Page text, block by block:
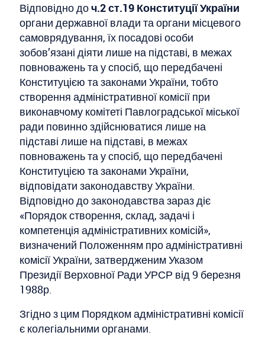
Відповідно доч.2 ст.19 Конституції України
органи державної влади та органи місцевого
самоврядування, їх посадові особи
зобов’язані діяти лише на підставі, в межах
повноважень та у спосіб, що передбачені
Конституцією та законами України, тобто
створення адміністративної комісії при
виконавчому комітеті Павлоградської міської
ради повинно здійснюватися лише на
підставі лише на підставі, в межах
повноважень та у спосіб, що передбачені
Конституцією та законами України,
відповідати законодавству України.
Відповідно до законодавства зараз діє
«Порядок створення, склад, задачі і
компетенція адміністративних комісій»,
визначений Положенням про адміністративні
комісії України, затвердженим Указом
Президії Верховної Ради УРСР від 9 березня
1988р.
Згідно з цим Порядком адміністративні комісії
є колегіальними органами.